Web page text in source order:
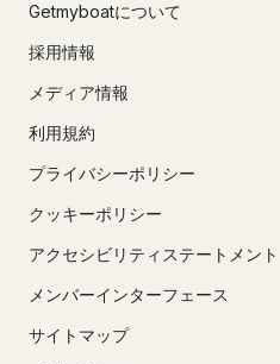
Getmyboatについて
採用情報
メディア情報
利用規約
プライバシーポリシー
クッキーポリシー
アクセシビリティステートメント
メンバーインターフェース
サイトマップ